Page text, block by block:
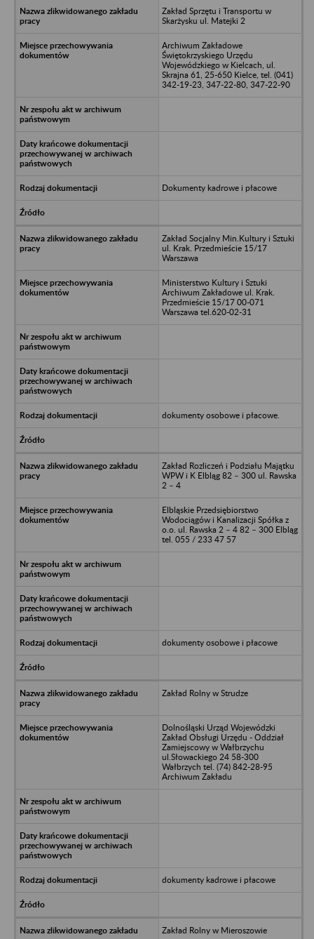
Zakład Sprzętu i Transportu w
Skarżysku ul. Matejki 2
Archiwum Zakładowe
Świętokrzyskiego Urzędu
Wojewódzkiego w Kielcach, ul.
Skrajna 61, 25-650 Kielce, tel. (041)
342-19-23, 347-22-80, 347-22-90
Dokumenty kadrowe i płacowe
Zakład Socjalny Min.Kultury i Sztuki
ul. Krak. Przedmieście 15/17
Warszawa
Ministerstwo Kultury i Sztuki
Archiwum Zakładowe ul. Krak.
Przedmieście 15/17 00-071
Warszawa tel.620-02-31
dokumenty osobowe i płacowe.
Zakład Rozliczeń i Podziału Majątku
WPW i K Elbląg 82 – 300 ul. Rawska
2 – 4
Elbląskie Przedsiębiorstwo
Wodociągów i Kanalizacji Spółka z
o.o. ul. Rawska 2 – 4 82 – 300 Elbląg
tel. 055 / 233 47 57
dokumenty osobowe i płacowe
Zakład Rolny w Strudze
Dolnośląski Urząd Wojewódzki
Zakład Obsługi Urzędu - Oddział
Zamiejscowy w Wałbrzychu
ul.Słowackiego 24 58-300
Wałbrzych tel. (74) 842-28-95
Archiwum Zakładu
dokumenty kadrowe i płacowe
Zakład Rolny w Mieroszowie